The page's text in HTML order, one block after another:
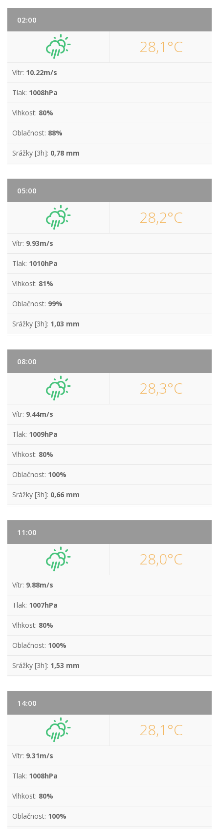
02:00
28,1°C
Vítr: 10.22m/s
Tlak: 1008hPa
Vlhkost: 80%
Oblačnost: 88%
Srážky [3h]: 0,78 mm
05:00
28,2°C
Vítr: 9.93m/s
Tlak: 1010hPa
Vlhkost: 81%
Oblačnost: 99%
Srážky [3h]: 1,03 mm
08:00
28,3°C
Vítr: 9.44m/s
Tlak: 1009hPa
Vlhkost: 80%
Oblačnost: 100%
Srážky [3h]: 0,66 mm
11:00
28,0°C
Vítr: 9.88m/s
Tlak: 1007hPa
Vlhkost: 80%
Oblačnost: 100%
Srážky [3h]: 1,53 mm
14:00
28,1°C
Vítr: 9.31m/s
Tlak: 1008hPa
Vlhkost: 80%
Oblačnost: 100%